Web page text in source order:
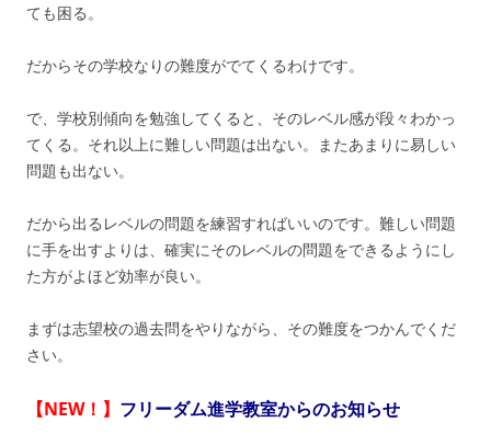
ても困る。
だからその学校なりの難度がでてくるわけです。
で、学校別傾向を勉強してくると、そのレベル感が段々わかっ
てくる。それ以上に難しい問題は出ない。またあまりに易しい
問題も出ない。
だから出るレベルの問題を練習すればいいのです。難しい問題
に手を出すよりは、確実にそのレベルの問題をできるようにし
た方がよほど効率が良い。
まずは志望校の過去問をやりながら、その難度をつかんでくだ
さい。
【NEW！】 フリーダム進学教室からのお知らせ